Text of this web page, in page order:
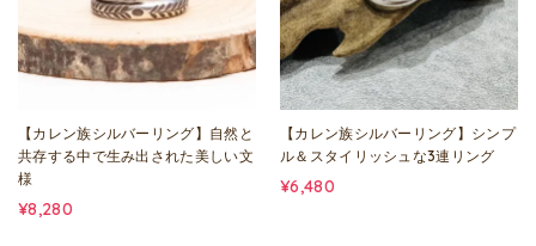
【カレン族シルバーリング】自然と
共存する中で生み出された美しい文
様
¥8,280
【カレン族シルバーリング】シンプ
ル＆スタイリッシュな3連リング
¥6,480